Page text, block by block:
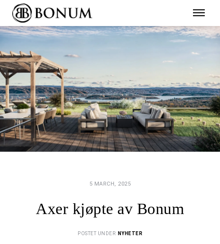
5 MARCH, 2025
Axer kjøpte av Bonum
POSTET UNDER NYHETER